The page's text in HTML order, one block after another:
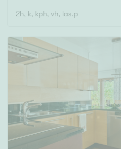
2h, k, kph, vh, las.p